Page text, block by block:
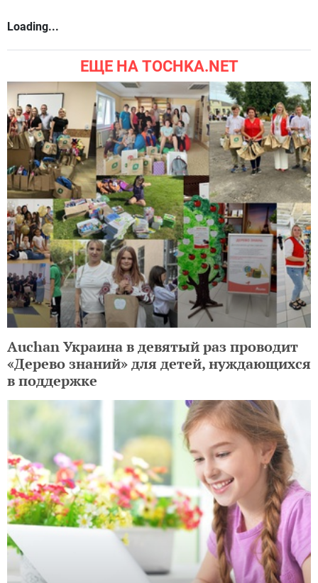
Loading...
ЕЩЕ НА TOCHKA.NET
Auchan Украина в девятый раз проводит
«Дерево знаний» для детей, нуждающихся
в поддержке